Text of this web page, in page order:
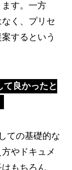
す。一方
く、プリセ
するという
良かったと
ての基礎的な
やドキュメ
もちろん、